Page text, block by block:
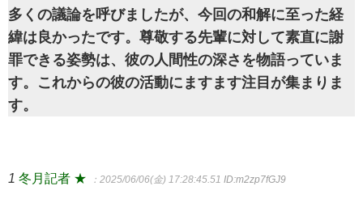
多くの議論を呼びましたが、今回の和解に至った経
緯は良かったです。尊敬する先輩に対して素直に謝
罪できる姿勢は、彼の人間性の深さを物語っていま
す。これからの彼の活動にますます注目が集まりま
す。
1 冬月記者 ★ ：2025/06/06(金) 17:28:45.51 ID:m2zp7fGJ9